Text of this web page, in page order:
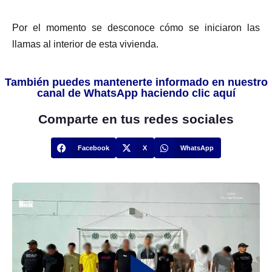
Por el momento se desconoce cómo se iniciaron las
llamas al interior de esta vivienda.
También puedes mantenerte informado en nuestro
canal de WhatsApp haciendo clic aquí
Comparte en tus redes sociales
Facebook X WhatsApp